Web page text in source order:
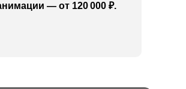
— от 120 000 ₽.